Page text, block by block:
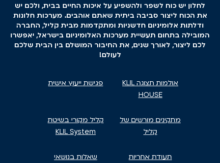
לחלון יש כוח לשפר ולהשפיע על איכות החיים בבית, ולכם יש
את הכוח ליצור סביבה ביתית שאתם אוהבים. מערכות חלונות
ודלתות אלומיניום חדשניות ומתקדמות מבית קליל, החברה
המובילה בתחום תעשיית מערכות האלומיניום בישראל, יאפשרו
לכם ליצור, לאורך שנים, את החיבור המושלם בין הבית שלכם
לעולם!
אולמות תצוגה KLIL
HOUSE
פגישת ייעוץ אישית
מתקינים מורשים של
קליל
קליל מקורי בשיטת
KLIL System
תעודת אחריות
שאלות בנושאי